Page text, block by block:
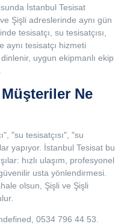
İstanbul Tesisat
Şişli adreslerinde aynı gün
tesisatçı, su tesisatçısı,
aynı tesisatçı hizmeti
uygun ekipmanlı ekip
Ne
"su tesisatçısı", "su
yapıyor. İstanbul Tesisat bu
hızlı ulaşım, profesyonel
usta yönlendirmesi.
olsun, Şişli ve Şişli
0534 796 44 53.